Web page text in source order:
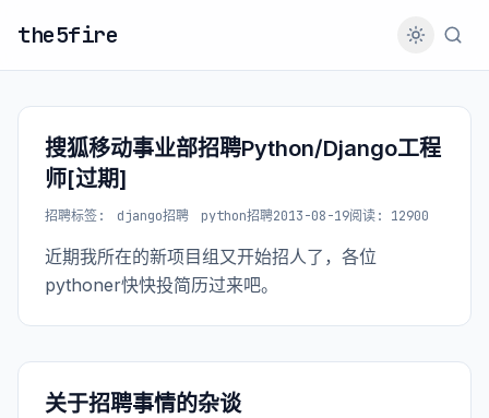
the5fire
搜狐移动事业部招聘Python/Django工程
师[过期]
招聘标签: django招聘 python招聘2013-08-19阅读: 12900
近期我所在的新项目组又开始招人了，各位
pythoner快快投简历过来吧。
关于招聘事情的杂谈